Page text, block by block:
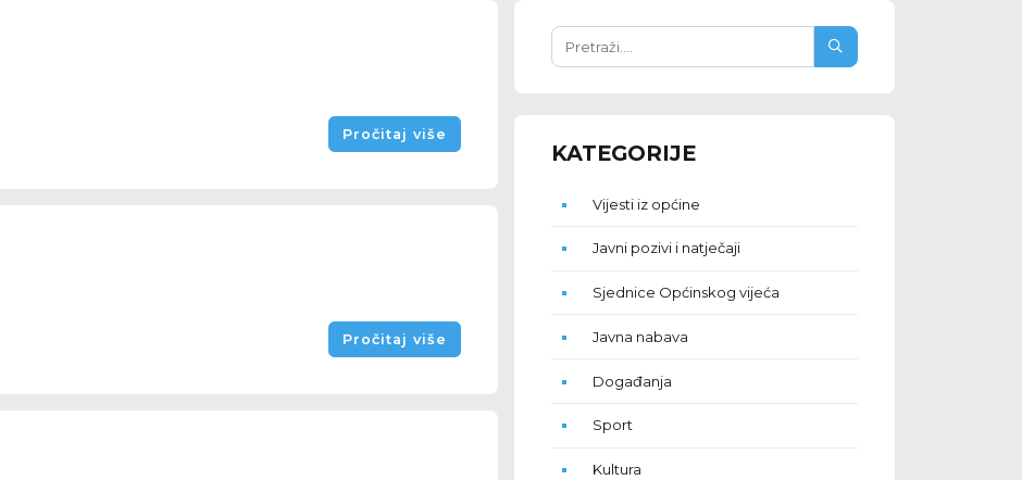
Pročitaj više
Pročitaj više
KATEGORIJE
Vijesti iz općine
Javni pozivi i natječaji
Sjednice Općinskog vijeća
Javna nabava
Događanja
Sport
Kultura